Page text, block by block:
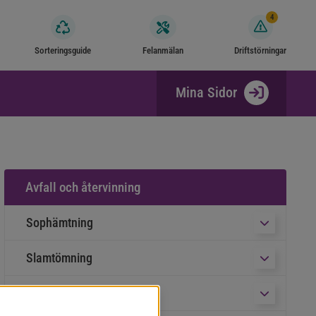
Sorteringsguide
Felanmälan
4
Driftstörningar
Mina Sidor
Avfall och återvinning
Sophämtning Undermeny
Slamtömning Undermeny
Undermeny